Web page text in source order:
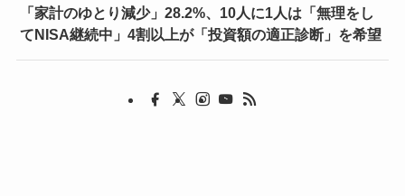
「家計のゆとり減少」28.2%、10人に1人は「無理をし
てNISA継続中」4割以上が「投資額の適正診断」を希望